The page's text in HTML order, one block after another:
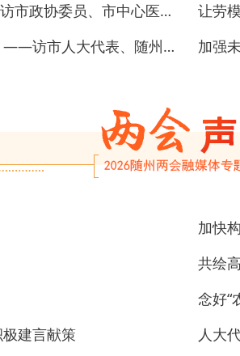
建设“机构+社区+居家”养老服务体系 ——访市政协委员、市中心医院静配中心负责人胡珊
创意开掘，打造全国知名文化旅游目的地 ——访市人大代表、随州市神农部落旅游开发股份有限公司董事长赵伟
加快
共绘
念好“
建言献策
人大